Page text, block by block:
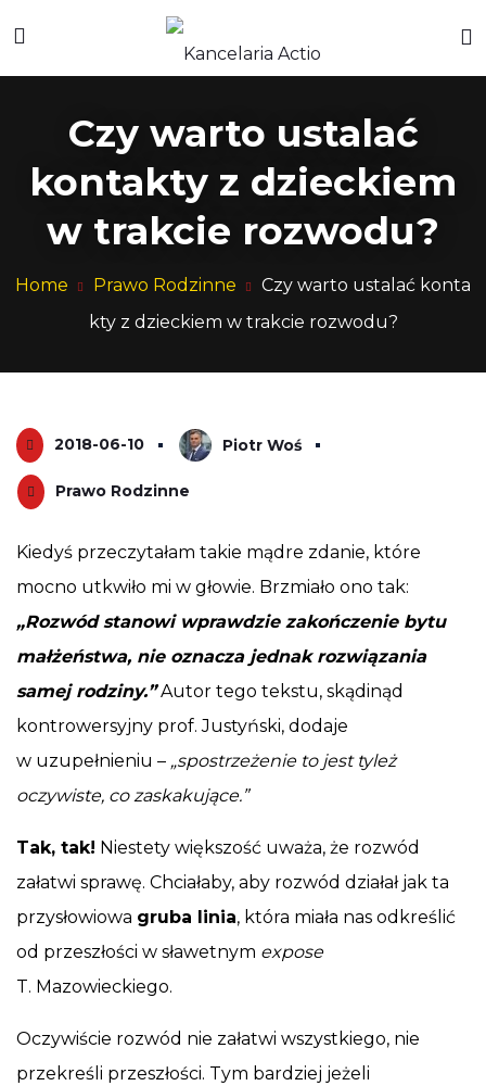
Czy warto ustalać
kontakty z dzieckiem
w trakcie rozwodu?
Home Prawo Rodzinne
Czy warto ustalać konta
kty z dzieckiem w trakcie rozwodu?
2018-06-10 Piotr Woś
Prawo Rodzinne
Kiedyś przeczytałam takie mądre zdanie, które
mocno utkwiło mi w głowie. Brzmiało ono tak:
„Rozwód stanowi wprawdzie zakończenie bytu
małżeństwa, nie oznacza jednak rozwiązania
samej rodziny.”Autor tego tekstu, skądinąd
kontrowersyjny prof. Justyński, dodaje
w uzupełnieniu – „spostrzeżenie to jest tyleż
oczywiste, co zaskakujące.”
Tak, tak! Niestety większość uważa, że rozwód
załatwi sprawę. Chciałaby, aby rozwód działał jak ta
przysłowiowa gruba linia, która miała nas odkreślić
od przeszłości w sławetnym expose
T. Mazowieckiego.
Oczywiście rozwód nie załatwi wszystkiego, nie
przekreśli przeszłości. Tym bardziej jeżeli